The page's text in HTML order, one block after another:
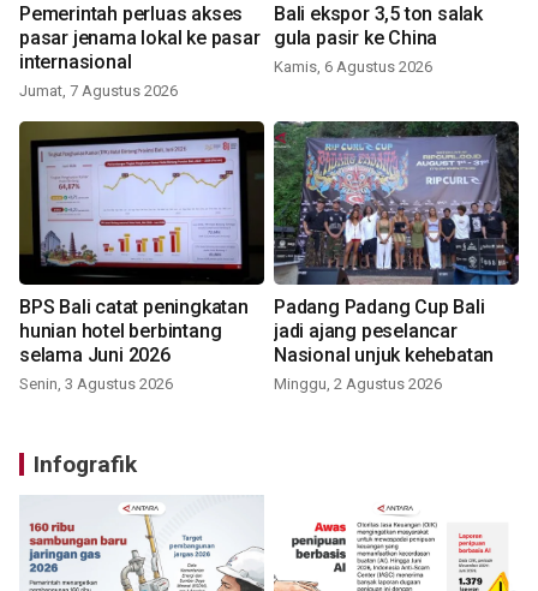
Pemerintah perluas akses
pasar jenama lokal ke pasar
internasional
Jumat, 7 Agustus 2026
Bali ekspor 3,5 ton salak
gula pasir ke China
Kamis, 6 Agustus 2026
BPS Bali catat peningkatan
hunian hotel berbintang
selama Juni 2026
Senin, 3 Agustus 2026
Padang Padang Cup Bali
jadi ajang peselancar
Nasional unjuk kehebatan
Minggu, 2 Agustus 2026
Infografik